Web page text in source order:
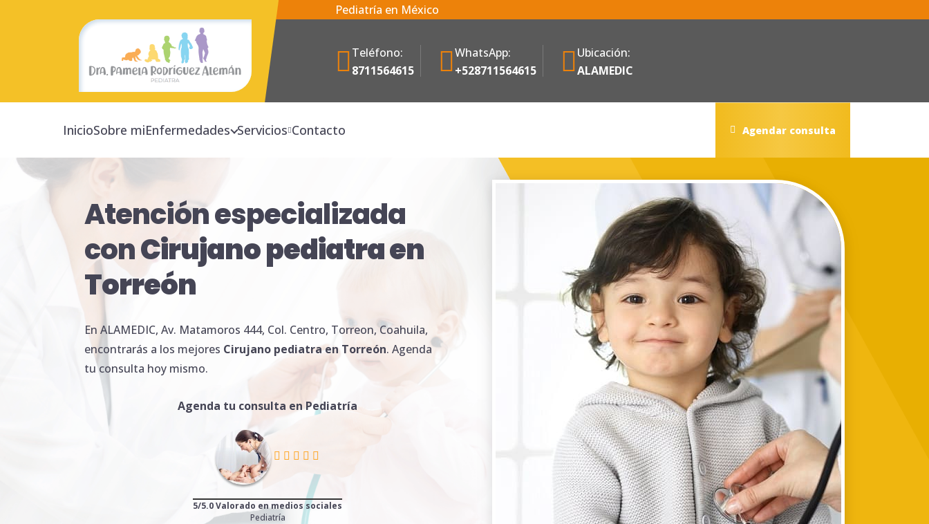
Pediatría en México
Teléfono:
8711564615
WhatsApp:
+528711564615
Ubicación:
ALAMEDIC
InicioSobre miEnfermedades Servicios Contacto Agendar consulta
Atención especializada
conCirujanopediatra en
Torreón
En ALAMEDIC, Av. Matamoros 444, Col. Centro, Torreon, Coahuila,
encontrarás a los mejores Cirujano pediatra en Torreón. Agenda
tu consulta hoy mismo.
Agenda tu consulta en Pediatría
5/5.0 Valorado en medios sociales
Pediatría